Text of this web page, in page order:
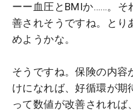
ーー血圧とBMIか……。そ
善されそうですね。とり
めようかな。
そうですね。保険の内容
けになれば、好循環が期
って数値が改善されれ